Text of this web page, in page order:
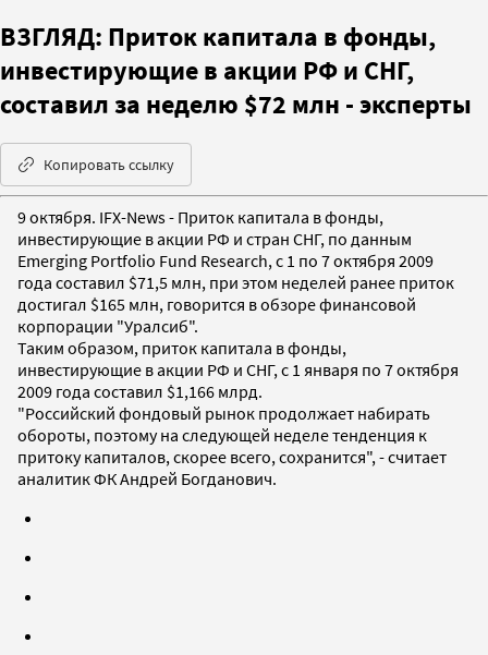
ВЗГЛЯД: Приток капитала в фонды,
инвестирующие в акции РФ и СНГ,
составил за неделю $72 млн - эксперты
Копировать ссылку
9 октября. IFX-News - Приток капитала в фонды,
инвестирующие в акции РФ и стран СНГ, по данным
Emerging Portfolio Fund Research, с 1 по 7 октября 2009
года составил $71,5 млн, при этом неделей ранее приток
достигал $165 млн, говорится в обзоре финансовой
корпорации "Уралсиб".
Таким образом, приток капитала в фонды,
инвестирующие в акции РФ и СНГ, с 1 января по 7 октября
2009 года составил $1,166 млрд.
"Российский фондовый рынок продолжает набирать
обороты, поэтому на следующей неделе тенденция к
притоку капиталов, скорее всего, сохранится", - считает
аналитик ФК Андрей Богданович.